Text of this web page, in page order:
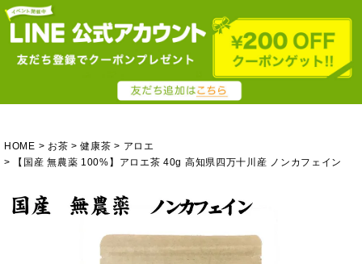
HOME お茶 健康茶
アロエ
【国産 無農薬 100%】アロエ茶 40g 高知県四万十川産 ノンカフェイン